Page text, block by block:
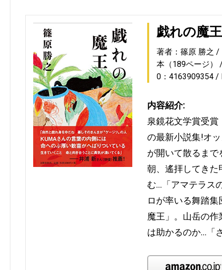
戯れの魔王
著者：篠原 勝之
本（189ページ）
0：4163909354
内容紹介:
泉鏡花文学賞受賞
の最新小説集!オ
が開いて散るま
朝、遙拝してきた
む…「アマテラス
ロが率いる舞踏
魔王」。山岳の
は助かるのか…「